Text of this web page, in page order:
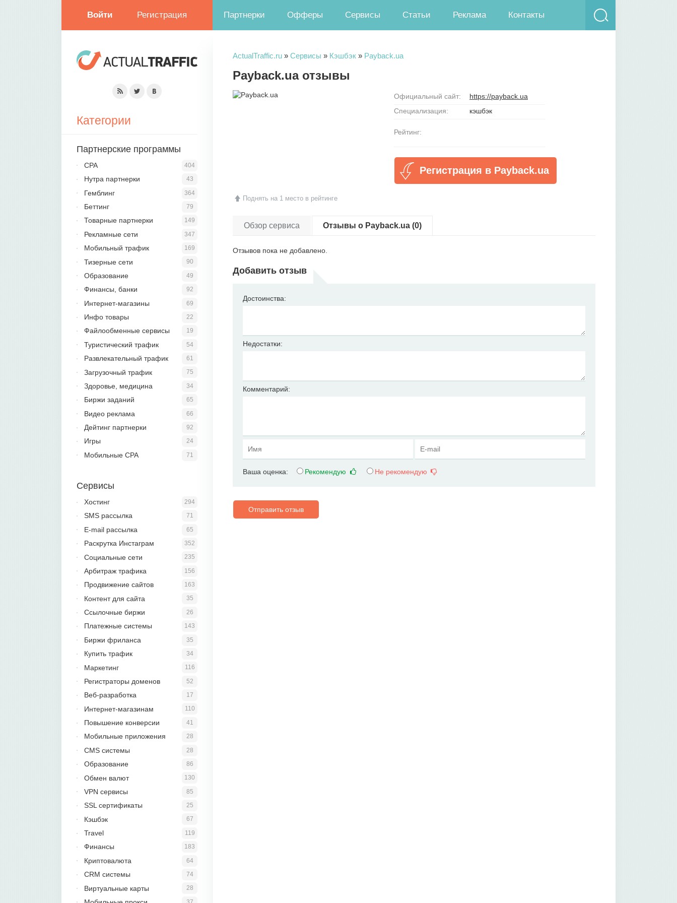
Войти Регистрация Партнерки Офферы Сервисы Статьи Реклама Контакты
ActualTraffic.ru » Сервисы » Кэшбэк » Payback.ua
Payback.ua отзывы
Поднять на 1 место в рейтинге
Официальный сайт:
https://payback.ua
Специализация:
кэшбэк
Рейтинг:
Регистрация в Payback.ua
Обзор сервиса Отзывы о Payback.ua (0)
Отзывов пока не добавлено.
Добавить отзыв
Достоинства:
Недостатки:
Комментарий:
Ваша оценка: Рекомендую Не рекомендую
Отправить отзыв
Категории
Партнерские программы
404
CPA
43
Нутра партнерки
364
Гемблинг
79
Беттинг
149
Товарные партнерки
347
Рекламные сети
169
Мобильный трафик
90
Тизерные сети
49
Образование
92
Финансы, банки
69
Интернет-магазины
22
Инфо товары
19
Файлообменные сервисы
54
Туристический трафик
61
Развлекательный трафик
75
Загрузочный трафик
34
Здоровье, медицина
65
Биржи заданий
66
Видео реклама
92
Дейтинг партнерки
24
Игры
71
Мобильные CPA
Сервисы
294
Хостинг
71
SMS рассылка
65
E-mail рассылка
352
Раскрутка Инстаграм
235
Социальные сети
156
Арбитраж трафика
163
Продвижение сайтов
35
Контент для сайта
26
Ссылочные биржи
143
Платежные системы
35
Биржи фриланса
34
Купить трафик
116
Маркетинг
52
Регистраторы доменов
17
Веб-разработка
110
Интернет-магазинам
41
Повышение конверсии
28
Мобильные приложения
28
CMS системы
86
Образование
130
Обмен валют
85
VPN сервисы
25
SSL сертификаты
67
Кэшбэк
119
Travel
183
Финансы
64
Криптовалюта
74
CRM системы
28
Виртуальные карты